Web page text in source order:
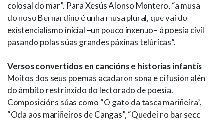
colosal do mar”. Para Xesús Alonso Montero, “a musa
do noso Bernardino é unha musa plural, que vai do
existencialismo inicial –un pouco inxenuo– á poesía civil
pasando polas súas grandes páxinas telúricas”.
Versos convertidos en cancións e historias infantís
Moitos dos seus poemas acadaron sona e difusión alén
do ámbito restrinxido do lectorado de poesía.
Composicións súas como “O gato da tasca mariñeira”,
“Oda aos mariñeiros de Cangas”, “Quedei no bar seco